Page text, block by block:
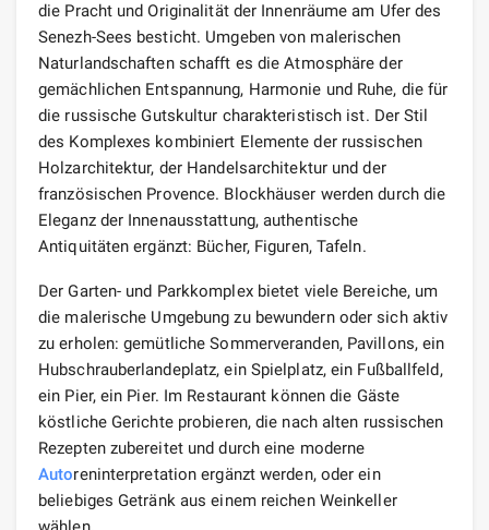
die Pracht und Originalität der Innenräume am Ufer des
Senezh-Sees besticht. Umgeben von malerischen
Naturlandschaften schafft es die Atmosphäre der
gemächlichen Entspannung, Harmonie und Ruhe, die für
die russische Gutskultur charakteristisch ist. Der Stil
des Komplexes kombiniert Elemente der russischen
Holzarchitektur, der Handelsarchitektur und der
französischen Provence. Blockhäuser werden durch die
Eleganz der Innenausstattung, authentische
Antiquitäten ergänzt: Bücher, Figuren, Tafeln.
Der Garten- und Parkkomplex bietet viele Bereiche, um
die malerische Umgebung zu bewundern oder sich aktiv
zu erholen: gemütliche Sommerveranden, Pavillons, ein
Hubschrauberlandeplatz, ein Spielplatz, ein Fußballfeld,
ein Pier, ein Pier. Im Restaurant können die Gäste
köstliche Gerichte probieren, die nach alten russischen
Rezepten zubereitet und durch eine moderne
Autoreninterpretation ergänzt werden, oder ein
beliebiges Getränk aus einem reichen Weinkeller